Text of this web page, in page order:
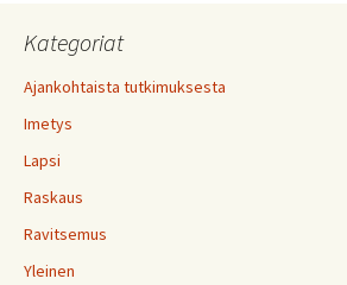
Kategoriat
Ajankohtaista tutkimuksesta
Imetys
Lapsi
Raskaus
Ravitsemus
Yleinen